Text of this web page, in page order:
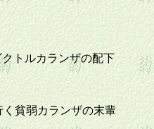
ルカランザの配下
く貧弱カランザの末輩